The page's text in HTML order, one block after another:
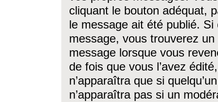
cliquant le bouton adéquat,
le message ait été publié. Si
message, vous trouverez
message lorsque vous
de fois que vous l’avez
n’apparaîtra que si
n’apparaîtra pas si un